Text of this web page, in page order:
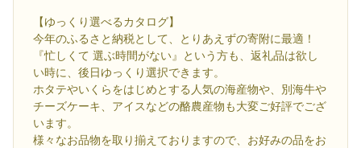
【ゆっくり選べるカタログ】
今年のふるさと納税として、とりあえずの寄附に最適！
『忙しくて 選ぶ時間がない』という方も、返礼品は欲し
い時に、後日ゆっくり選択できます。
ホタテやいくらをはじめとする人気の海産物や、別海牛や
チーズケーキ、アイスなどの酪農産物も大変ご好評でござ
います。
様々なお品物を取り揃えておりますので、お好みの品をお